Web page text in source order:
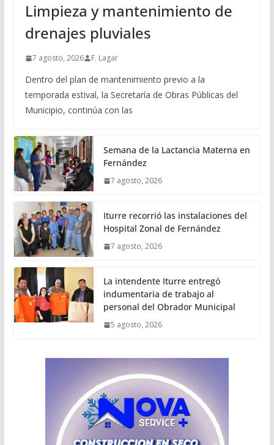
Limpieza y mantenimiento de
drenajes pluviales
7 agosto, 2026 F. Lagar
Dentro del plan de mantenimiento previo a la
temporada estival, la Secretaría de Obras Públicas del
Municipio, continúa con las
Semana de la Lactancia Materna en
Fernández
7 agosto, 2026
Iturre recorrió las instalaciones del
Hospital Zonal de Fernández
7 agosto, 2026
La intendente Iturre entregó
indumentaria de trabajo al
personal del Obrador Municipal
5 agosto, 2026